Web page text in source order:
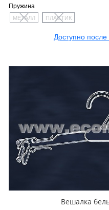
Пружина
МЕТАЛЛ ПЛАСТИК
Доступно после
Вешалка